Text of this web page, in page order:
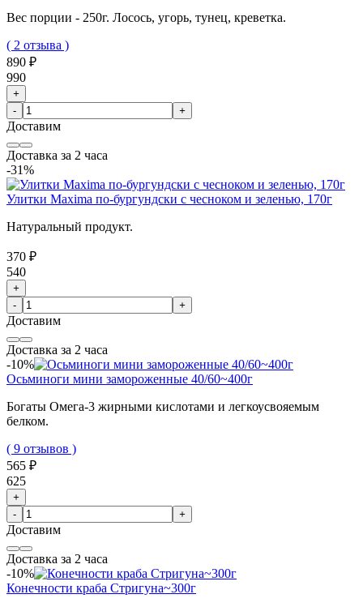
Вес порции - 250г. Лосось, угорь, тунец, креветка.
( 2 отзыва )
890 ₽
990
+
-
+
Доставим
Доставка за 2 часа
-31%
Улитки Maxima по-бургундски с чесноком и зеленью, 170г
Натуральный продукт.
370 ₽
540
+
-
+
Доставим
Доставка за 2 часа
-10%
Осьминоги мини замороженные 40/60~400г
Богаты Омега-3 жирными кислотами и легкоусвояемым
белком.
( 9 отзывов )
565 ₽
625
+
-
+
Доставим
Доставка за 2 часа
-10%
Конечности краба Стригуна~300г